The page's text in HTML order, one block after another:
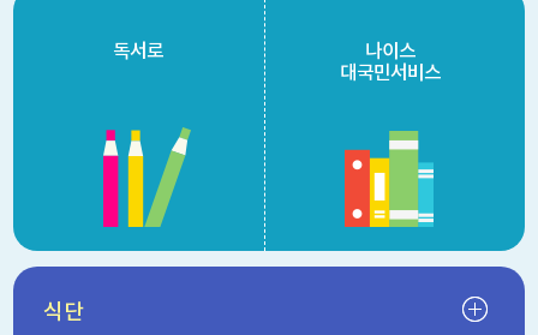
독서로
나이스
대국민서비스
식단